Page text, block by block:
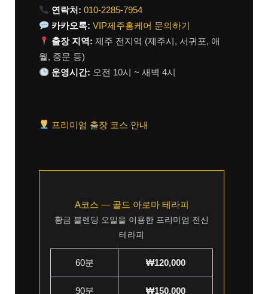
연락처: 010-2285-7954
카카오톡: VIP제주홈케어 문의하기
출장 지역: 제주 전지역 (제주시, 서귀포, 애
월, 중문 등)
운영시간: 오전 10시 ~ 새벽 4시
프리미엄 출장 코스 안내
A코스 — 골드 아로마 테라피
황금 블렌딩 오일을 이용한 프리미엄 전신
테라피
60분 ₩120,000
90분 ₩150,000